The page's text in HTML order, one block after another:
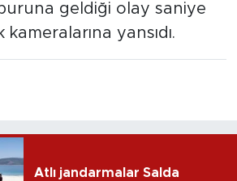
geldiği olay saniye
yansıdı.
Atlı jandarmalar Salda